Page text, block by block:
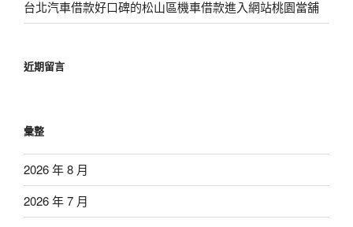
台北汽車借款好口碑的松山區機車借款進入網站桃園當舖
近期留言
彙整
2026 年 8 月
2026 年 7 月